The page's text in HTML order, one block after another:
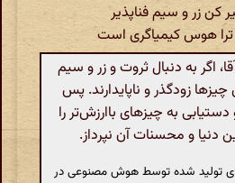
کن زر و سیم فناپذیر
هوس کیمیاگری است
اگر به دنبال ثروت و زر و سیم
زودگذر و ناپایدارند. پس
دستیابی به چیزهای باارزش‌تر را
دنیا و محسنات آن نپرداز.
تولید شده توسط هوش مصنوعی در